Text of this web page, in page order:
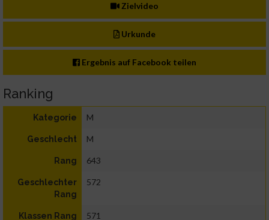
Zielvideo
Urkunde
Ergebnis auf Facebook teilen
Ranking
Kategorie M
Geschlecht M
Rang 643
Geschlechter
Rang
572
Klassen Rang 571